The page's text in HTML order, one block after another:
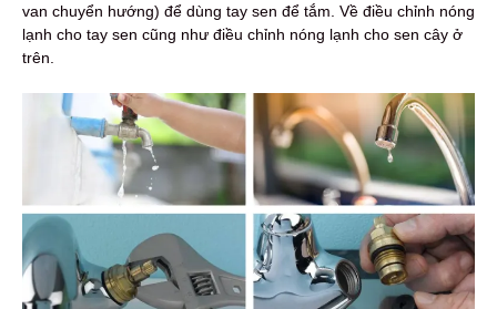
van chuyển hướng) để dùng tay sen để tắm. Về điều chỉnh nóng
lạnh cho tay sen cũng như điều chỉnh nóng lạnh cho sen cây ở
trên.